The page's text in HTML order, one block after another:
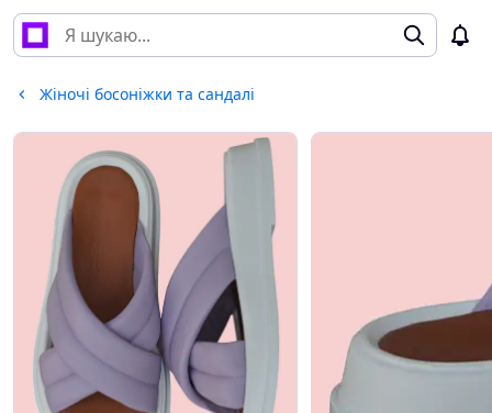
Жіночі босоніжки та сандалі